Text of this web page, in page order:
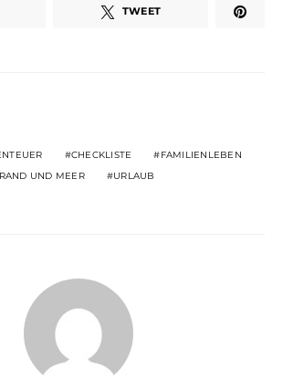
TWEET
CHECKLISTE
FAMILIENLEBEN
UND MEER URLAUB